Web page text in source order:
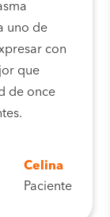
uno de
con
que
de once
Celina
Paciente